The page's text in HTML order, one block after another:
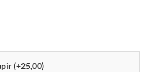
(+25,00)